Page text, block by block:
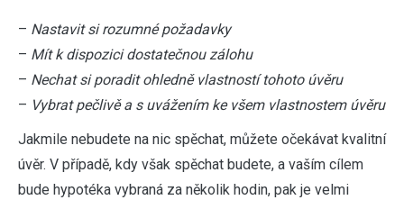
– Nastavit si rozumné požadavky
– Mít k dispozici dostatečnou zálohu
– Nechat si poradit ohledně vlastností tohoto úvěru
– Vybrat pečlivě a s uvážením ke všem vlastnostem úvěru
Jakmile nebudete na nic spěchat, můžete očekávat kvalitní
úvěr. V případě, kdy však spěchat budete, a vaším cílem
bude hypotéka vybraná za několik hodin, pak je velmi